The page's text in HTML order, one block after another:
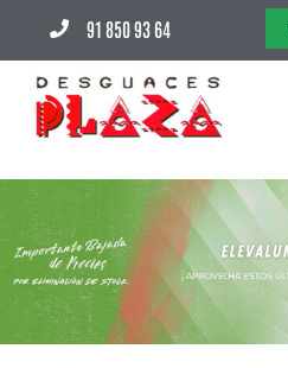
91 850 93 64